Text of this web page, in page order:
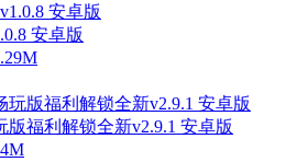
安卓版
版福利解锁全新v2.9.1 安卓版